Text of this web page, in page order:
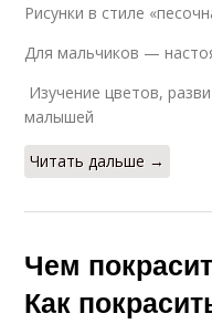
Рисунки в стиле
Для мальчиков —
Изучение цветов,
малышей
Читать дальше →
Чем
Как